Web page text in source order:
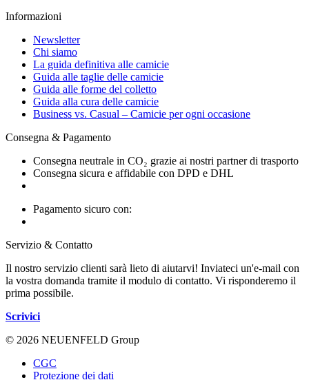
Informazioni
Newsletter
Chi siamo
La guida definitiva alle camicie
Guida alle taglie delle camicie
Guida alle forme del colletto
Guida alla cura delle camicie
Business vs. Casual – Camicie per ogni occasione
Consegna & Pagamento
Consegna neutrale in CO₂ grazie ai nostri partner di trasporto
Consegna sicura e affidabile con DPD e DHL
Pagamento sicuro con:
Servizio & Contatto
Il nostro servizio clienti sarà lieto di aiutarvi! Inviateci un'e-mail con
la vostra domanda tramite il modulo di contatto. Vi risponderemo il
prima possibile.
Scrivici
© 2026 NEUENFELD Group
CGC
Protezione dei dati